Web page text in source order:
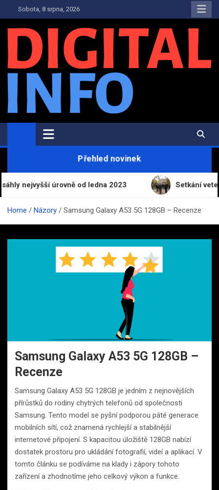
to
content
Sobota, 8 srpna, 2026
Digital-Info.cz
Zpravodajství, informace a novinky
Přehled novinek
úrovně od ledna 2023 Setkání veteránů v
Home Názory Samsung Galaxy A53 5G 128GB – Recenze
Samsung Galaxy A53 5G 128GB –
Recenze
Samsung Galaxy A53 5G 128GB je jedním z nejnovějších
přírůstků do rodiny chytrých telefonů od společnosti
Samsung. Tento model se pyšní podporou páté generace
mobilních sítí, což znamená rychlejší a stabilnější
internetové připojení. S kapacitou úložiště 128GB nabízí
dostatek prostoru pro ukládání fotografií, videí a aplikací. V
tomto článku se podíváme na klady i zápory tohoto
zařízení a zhodnotíme jeho celkový výkon a funkce.